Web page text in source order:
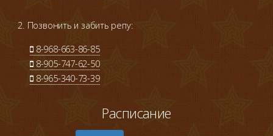
2. Позвонить и забить репу:
8-968-663-86-85
8-905-747-62-50
8-965-340-73-39
Расписание